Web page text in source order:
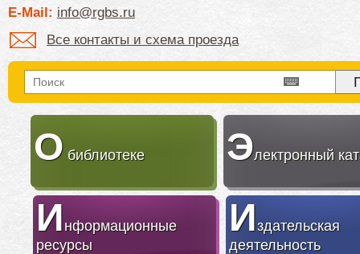
E-Mail: info@rgbs.ru
Все контакты и схема проезда
О библиотеке Электронный
Информационные
ресурсы
Издательская
деятельность